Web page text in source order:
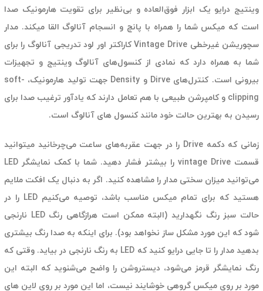
وینتیج درایو یک ابزار فوق‌العاده و بی‌نظیر برای تقویت هارمونیک‌ صدا
است که میکس شما را همراه با پانچ و انسجام آنالوگ القا میکند. مدار
سچوریشن غیرخطی Vintage Drive کاراکتر اور لود تدریجی آنالوگ را برای
شما به همراه دارد که نمادی از کنسول‌های آنالوگ وینتیج و تجهیزات
بیرونی است. کنترل‌های Dirve و Density جهت تولید هارمونیک‌، soft-
clipping و کامپرشن طبیعی با هم تعامل دارند که یادآور ترغیب صدا برای
رسیدن به بهترین حالت خود مانند کنسول های آنالوگ است.
زمانی که دکمه Drive را در جهت عقربه‌های ساعت می‌چرخانید میتوانید
قسمت vintage Drive را بیشتر فشار دهید. شما با کمک نمایشگر LED
می‌توانید میزان سختی مدار را مشاهده کنید. اگر به دنبال یک افکت ملایم
هستید که برای تمام میکس مناسب باشد، توصیه می‌کنیم LED را در
حالت سبز رنگ نگهدارید (البته ممکن است هرازگاهی رنگ LED نارنجی
شود که این مورد مشکل ساز نخواهد بود). برای اینکه به صدا رنگ بیشتری
بدهید مدار را تا جایی درایو کنید که LED به رنگ نارنجی در بیاید. وقتی که
رنگ نمایشگر قرمز می‌شود، دیستروشن را واضح می‌شنوید که البته این
مورد بر روی میکس گروهی خوشایند نیست، اما این مورد بر روی لاین های